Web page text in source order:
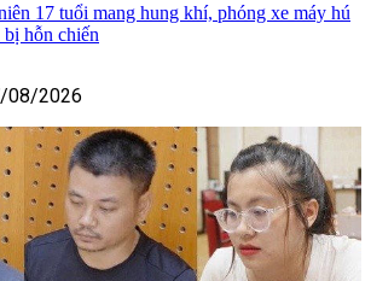
17 tuổi mang hung khí, phóng xe máy hú
hỗn chiến
08/2026